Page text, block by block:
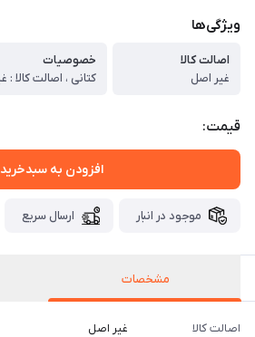
ویژگی‌ها
اصالت کالا
غیر اصل
خصوصیات
قیمت:
افزودن به سبدخرید
موجود در انبار ارسال سریع
مشخصات
اصالت کالا غیر اصل